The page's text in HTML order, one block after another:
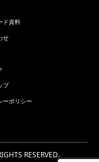
ド資料
せ
プ
ーポリシー
RESERVED.